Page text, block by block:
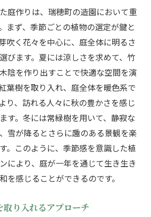
庭作りは、瑞穂町の造園において重
まず、季節ごとの植物の選定が鍵と
吹く花々を中心に、庭全体に明るさ
びます。夏には涼しさを求めて、竹
陰を作り出すことで快適な空間を演
葉樹を取り入れ、庭全体を暖色系で
り、訪れる人々に秋の豊かさを感じ
す。冬には常緑樹を用いて、静寂な
雪が降るとさらに趣のある景観を楽
。このように、季節感を意識した植
により、庭が一年を通じて生き生き
を感じることができるのです。
取り入れるアプローチ